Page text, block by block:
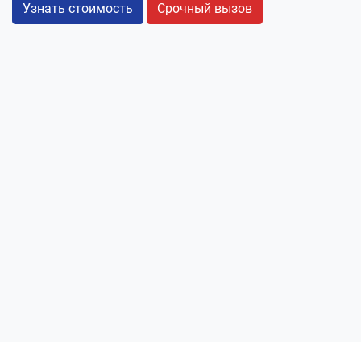
Узнать стоимость Срочный вызов